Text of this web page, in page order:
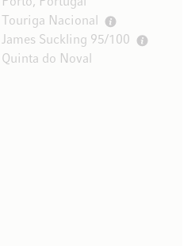
Touriga Nacional
James Suckling 95/100
Quinta do Noval